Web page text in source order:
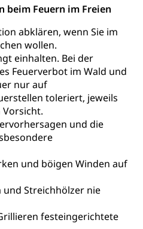
beim Feuern im Freien
abklären, wenn Sie im
wollen.
einhalten. Bei der
Feuerverbot im Wald und
nur auf
toleriert, jeweils
und die
und böigen Winden auf
Streichhölzer nie
festeingerichtete
(WAS Luzern)
Sicherheit
Patientendossier
Witwenrente,
zweite Säule, dritte
(WAS Luzern)
(WAS Luzern)
(WAS Luzern)
AHV/IV
(EL) (WAS Luzern)
Behinderung,
Behinderung,
Behinderungen